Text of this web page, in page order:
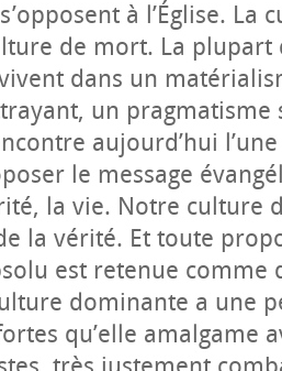
à l’Église.
de mort. La plupart
dans un
un pragmatisme
aujourd’hui
le message
la vie. Notre culture
la vérité. Et toute
est retenue comme
dominante a une
qu’elle amalgame